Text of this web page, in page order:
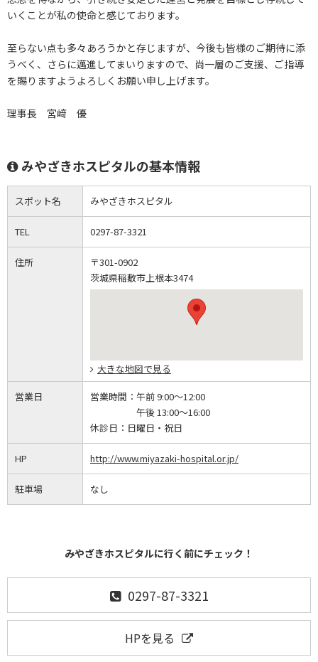
いくことが私の使命と感じております。
至らない点も多々あろうかと存じますが、今後も皆様のご期待に添
うべく、さらに邁進してまいりますので、尚一層のご支援、ご指導
を賜りますようよろしくお願い申し上げます。
理事長 宮﨑 優
みやざきホスピタルの基本情報
スポット名 みやざきホスピタル
TEL 0297-87-3321
住所
〒301-0902
茨城県稲敷市上根本3474
大きな地図で見る
営業日 営業時間： 午前 9:00～12:00
午後 13:00～16:00
休診日： 日曜日・祝日
HP http://www.miyazaki-hospital.or.jp/
駐車場 なし
みやざきホスピタルに行く前にチェック！
0297-87-3321
HPを見る